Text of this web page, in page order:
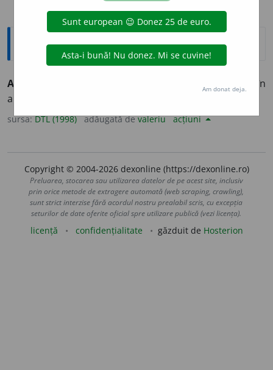
Jargon
AMERICAN
(< américaniste): specialist în
americanistică (
sursa:DTL (1998) adăugată devaleriu acțiuni
Copyright © 2004-2026 dexonline (https://dexonline.ro)
Preluarea, stocarea sau utilizarea datelor de pe acest site, inclusiv
prin orice metode de extragere automată (web scraping, crawling),
sunt strict interzise fără acordul nostru prealabil scris, cu excepția
seturilor de date oferite oficial spre utilizare publică (vezi licența).
licență confidențialitate găzduit de Hosterion
Am donat deja.